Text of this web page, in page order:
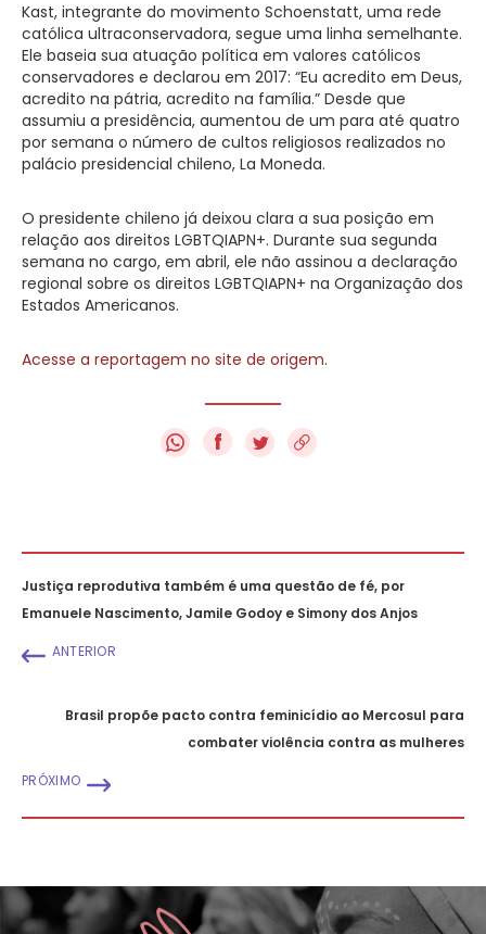
Kast, integrante do movimento Schoenstatt, uma rede
católica ultraconservadora, segue uma linha semelhante.
Ele baseia sua atuação política em valores católicos
conservadores e declarou em 2017: “Eu acredito em Deus,
acredito na pátria, acredito na família.” Desde que
assumiu a presidência, aumentou de um para até quatro
por semana o número de cultos religiosos realizados no
palácio presidencial chileno, La Moneda.
O presidente chileno já deixou clara a sua posição em
relação aos direitos LGBTQIAPN+. Durante sua segunda
semana no cargo, em abril, ele não assinou a declaração
regional sobre os direitos LGBTQIAPN+ na Organização dos
Estados Americanos.
Acesse a reportagem no site de origem.
f
Justiça reprodutiva também é uma questão de fé, por
Emanuele Nascimento, Jamile Godoy e Simony dos Anjos
ANTERIOR
Brasil propõe pacto contra feminicídio ao Mercosul para
combater violência contra as mulheres
PRÓXIMO